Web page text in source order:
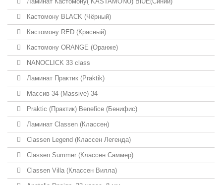
Кастомону BLACK (Чёрный)
Кастомону RED (Красный)
Кастомону ORANGE (Оранже)
NANOCLICK 33 class
Ламинат Практик (Praktik)
Массив 34 (Massive) 34
Praktic (Практик) Benefice (Бенифис)
Ламинат Classen (Классен)
Classen Legend (Классен Легенда)
Classen Summer (Классен Саммер)
Classen Villa (Классен Вилла)